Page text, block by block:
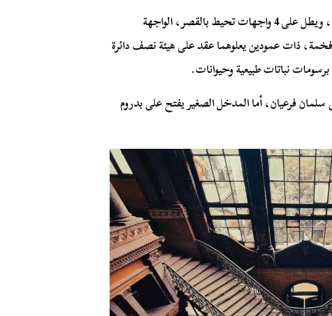
يتكون القصر من طابقين وبدروم وجناحين، ويطل على 4 واجهات تحيط بالقصر، الواجهة
فخمة، ذات عمودين يعلوهما عقد على هيئة نصف دائرة
نباتات طبيعية وحيوانات.
فرعيان، أما المدخل الصغير يفتح على بدروم